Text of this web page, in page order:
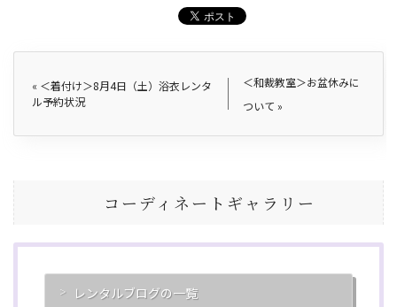
« ＜着付け＞8月4日（土）浴衣レンタ
ル予約状況
＜和裁教室＞お盆休みに
ついて»
コーディネートギャラリー
レンタルブログの一覧